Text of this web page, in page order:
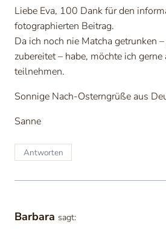
Liebe Eva, 100 Dank für den
fotographierten Beitrag.
Da ich noch nie Matcha getrunken
zubereitet – habe, möchte ich
teilnehmen.
Sonnige Nach-Osterngrüße aus
Sanne
Antworten
Barbara sagt: